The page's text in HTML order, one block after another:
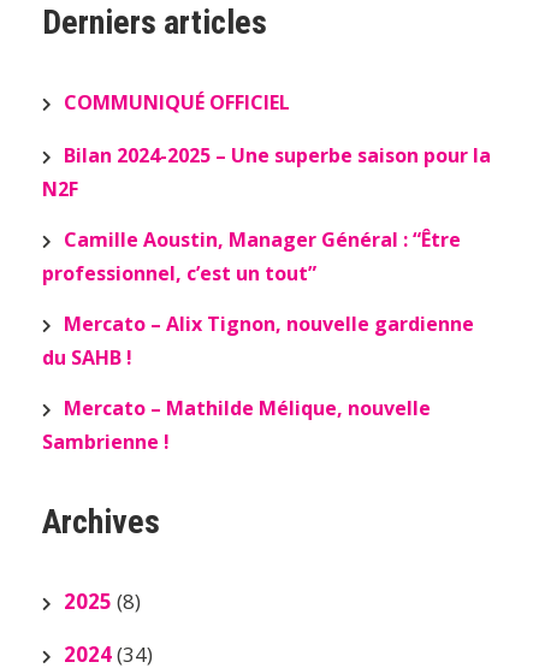
Derniers articles
COMMUNIQUÉ OFFICIEL
Bilan 2024-2025 – Une superbe saison pour la
N2F
Camille Aoustin, Manager Général : “Être
professionnel, c’est un tout”
Mercato – Alix Tignon, nouvelle gardienne
du SAHB !
Mercato – Mathilde Mélique, nouvelle
Sambrienne !
Archives
2025 (8)
2024(34)